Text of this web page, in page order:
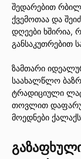
შედარებით
ქვემოთაა და
დღეები ხშირია,
განსაკუთრებით
ზამთარი
საახალწლო
ტრადიციული
თოვლით
მოედნები